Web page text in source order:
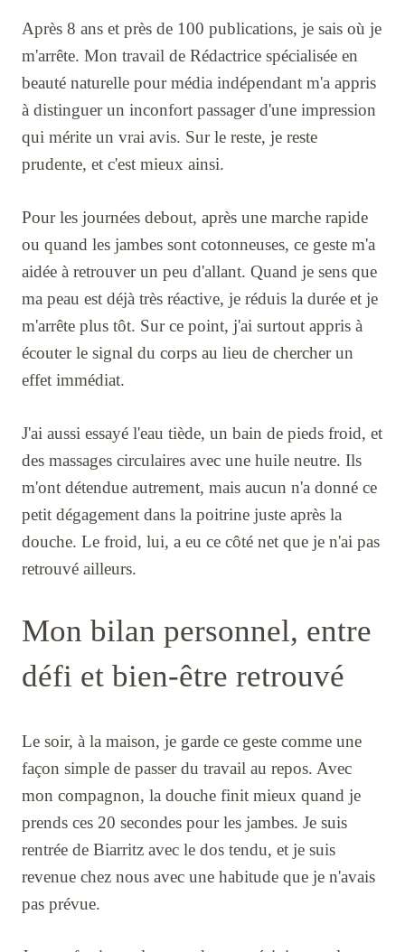
Après 8 ans et près de 100 publications, je sais où je
m'arrête. Mon travail de Rédactrice spécialisée en
beauté naturelle pour média indépendant m'a appris
à distinguer un inconfort passager d'une impression
qui mérite un vrai avis. Sur le reste, je reste
prudente, et c'est mieux ainsi.
Pour les journées debout, après une marche rapide
ou quand les jambes sont cotonneuses, ce geste m'a
aidée à retrouver un peu d'allant. Quand je sens que
ma peau est déjà très réactive, je réduis la durée et je
m'arrête plus tôt. Sur ce point, j'ai surtout appris à
écouter le signal du corps au lieu de chercher un
effet immédiat.
J'ai aussi essayé l'eau tiède, un bain de pieds froid, et
des massages circulaires avec une huile neutre. Ils
m'ont détendue autrement, mais aucun n'a donné ce
petit dégagement dans la poitrine juste après la
douche. Le froid, lui, a eu ce côté net que je n'ai pas
retrouvé ailleurs.
Mon bilan personnel, entre
défi et bien-être retrouvé
Le soir, à la maison, je garde ce geste comme une
façon simple de passer du travail au repos. Avec
mon compagnon, la douche finit mieux quand je
prends ces 20 secondes pour les jambes. Je suis
rentrée de Biarritz avec le dos tendu, et je suis
revenue chez nous avec une habitude que je n'avais
pas prévue.